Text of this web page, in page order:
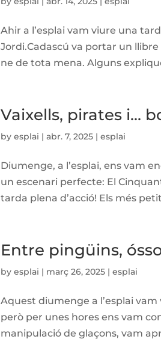
Ahir a l’esplai vam viure una
Jordi.Cadascú va portar un
ne de tota mena. Alguns
Vaixells, pirates i…
byesplai |abr. 7, 2025 |esplai
Diumenge, a l’esplai, ens vam
un escenari perfecte: El
tarda plena d’acció! Els més
Entre pingüins,
byesplai | març 26, 2025 |esplai
Aquest diumenge a l’esplai
però per unes hores ens vam
manipulació de glaçons, vam